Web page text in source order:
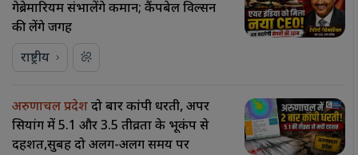
गेब्रेमारियम संभालेंगे कमान; कैंपबेल विल्सन
की लेंगे जगह
राष्ट्रीय
अरुणाचल प्रदेशदो बार कांपी धरती, अपर
सियांग में 5.1 और 3.5 तीव्रता के भूकंप से
दहशत,सुबह दो अलग-अलग समय पर